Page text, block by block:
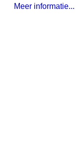
Meer informatie...